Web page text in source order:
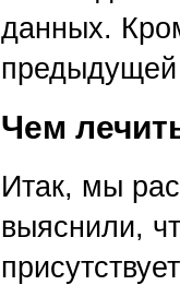
данных.
Чем
Итак, мы
выяснили,